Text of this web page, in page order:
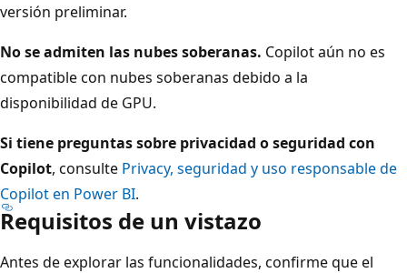
versión preliminar.
No se admiten las nubes soberanas. Copilot aún no es
compatible con nubes soberanas debido a la
disponibilidad de GPU.
Si tiene preguntas sobre privacidad o seguridad con
Copilot, consulte Privacy, seguridad y uso responsable de
Copilot en Power BI.
Requisitos de un vistazo
Antes de explorar las funcionalidades, confirme que el